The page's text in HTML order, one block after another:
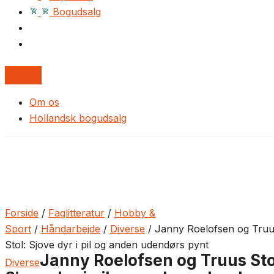
Bogudsalg
Om os
Hollandsk bogudsalg
Forside / Faglitteratur / Hobby &
Sport / Håndarbejde / Diverse / Janny Roelofsen og
Stol: Sjove dyr i pil og anden udendørs pynt
DiverseJanny Roelofsen og Truus